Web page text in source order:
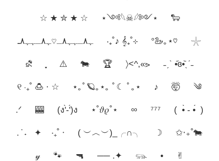
☆ ★ ✮ ★ ☆ ⋆༺𓆩☠︎︎𓆪༻⋆ 🐑
ﮩ٨ـﮩﮩ٨ـ♡ﮩ٨ـﮩﮩ٨ـ ‧₊˚♪ 𝄞₊˚⊹ °🦢｡⋆♡ 𓇼
⛐ ⚠️ 🐄 🏆 〉<^,«⋗ ˗ˏˋ •᷄ɞ•᷅ˎˊ˗
୧ ‧₊˚ 🍮 ⋅ ☆ ⋆｡ﾟ🪐｡⋆｡ ﾟ☾ ﾟ｡⋆ ♪ 🤯 ༄
.ᐟ 🎰 (ง'̀-'́)ง ⋆˚𝜗𝜚˚⋆ ∞ ⁷⁷⁷ㅤ ( •̀ - •́ )
. ݁ ˖ ✦ ‧₊˚ ⋅ ( ︶︿︶)_╭∩╮ ☽ ✩‧₊˚🐄
𝓎 🐾 🔫 ── .✦ 𓃮 • ✌︎︎